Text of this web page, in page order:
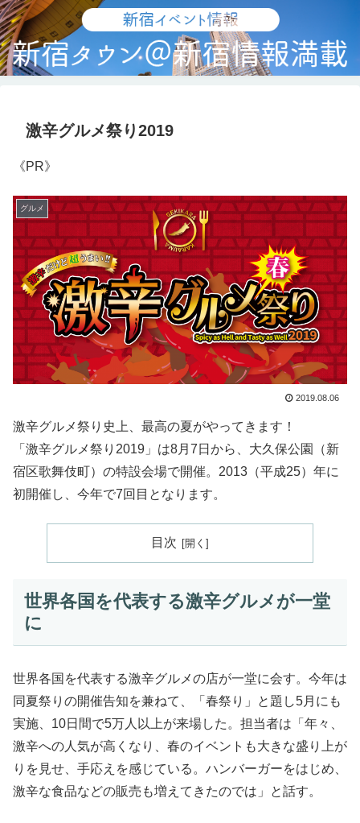
激辛グルメ祭り2019
《PR》
グルメ
2019.08.06
激辛グルメ祭り史上、最高の夏がやってきます！
「激辛グルメ祭り2019」は8月7日から、大久保公園（新
宿区歌舞伎町）の特設会場で開催。2013（平成25）年に
初開催し、今年で7回目となります。
目次
世界各国を代表する激辛グルメが一堂
に
世界各国を代表する激辛グルメの店が一堂に会す。今年は
同夏祭りの開催告知を兼ねて、「春祭り」と題し5月にも
実施、10日間で5万人以上が来場した。担当者は「年々、
激辛への人気が高くなり、春のイベントも大きな盛り上が
りを見せ、手応えを感じている。ハンバーガーをはじめ、
激辛な食品などの販売も増えてきたのでは」と話す。